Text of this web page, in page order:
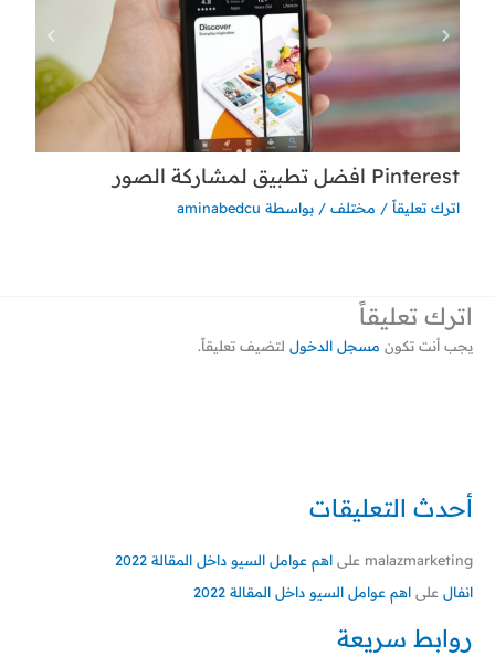
أحدث التعليقات
malazmarketing على اهم عوامل السيو داخل المقالة 2022
انفال على اهم عوامل السيو داخل المقالة 2022
روابط سريعة
Pinterest افضل تطبيق لمشاركة الصور
اترك تعليقاً / مختلف/ بواسطة aminabedcu
اترك تعليقاً
يجب أنت تكون مسجل الدخول لتضيف تعليقاً.